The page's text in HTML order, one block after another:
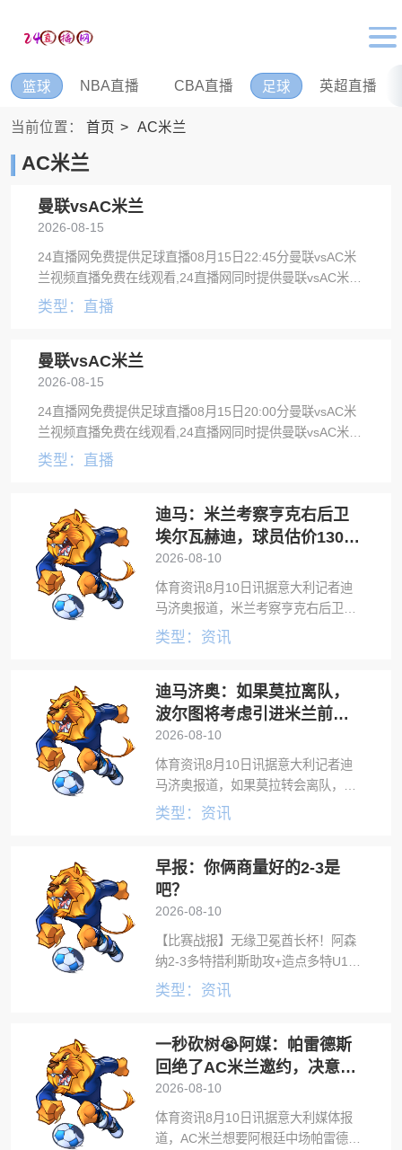
篮球 NBA直播 CBA直播 足球 英超直播
当前位置： 首页 AC米兰
AC米兰
曼联vsAC米兰
2026-08-15
24直播网免费提供足球直播08月15日22:45分曼联vsAC米
兰视频直播免费在线观看,24直播网同时提供曼联vsAC米兰
录像回放及视频集锦等。
类型：直播
曼联vsAC米兰
2026-08-15
24直播网免费提供足球直播08月15日20:00分曼联vsAC米
兰视频直播免费在线观看,24直播网同时提供曼联vsAC米兰
录像回放及视频集锦等。
类型：直播
迪马：米兰考察亨克右后卫
埃尔瓦赫迪，球员估价1300
万到1500万欧
2026-08-10
体育资讯8月10日讯据意大利记者迪
马济奥报道，米兰考察亨克右后卫扎
卡里亚·埃尔瓦赫迪。迪马济奥透露，
万到1500万欧元。扎卡里亚·埃
类型：资讯
迪马济奥：如果莫拉离队，
波尔图将考虑引进米兰前锋
希门尼斯
2026-08-10
体育资讯8月10日讯据意大利记者迪
马济奥报道，如果莫拉转会离队，波
尔图将考虑引进米兰前锋希门尼斯。
可能成为这家葡超俱乐部的引援目
标，目前尚
类型：资讯
早报：你俩商量好的2-3是
吧？
2026-08-10
【比赛战报】无缘卫冕酋长杯！阿森
纳2-3多特措利斯助攻+造点多特U19
三人建功阿森纳2-3多特无缘酋长杯5
3!利物浦2-3摩纳哥季前
类型：资讯
一秒砍树😭阿媒：帕雷德斯
回绝了AC米兰邀约，决意留
守博卡青年
2026-08-10
体育资讯8月10日讯据意大利媒体报
道，AC米兰想要阿根廷中场帕雷德